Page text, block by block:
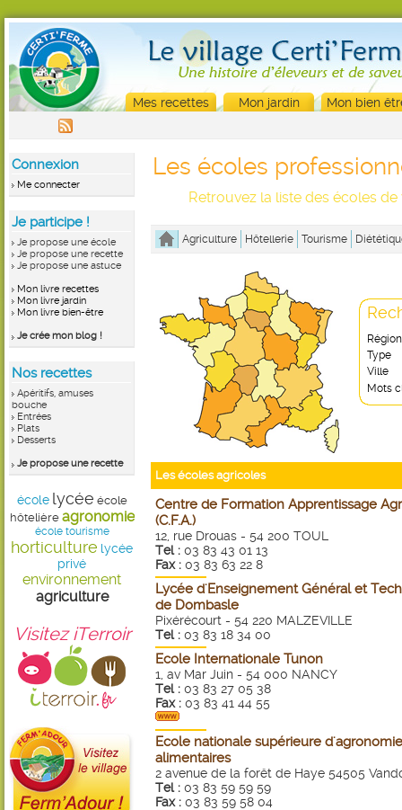
Mes recettes Mon jardin Mon bien
Connexion
Me connecter
Je participe !
Je propose une école
Je propose une recette
Je propose une astuce
Mon livre recettes
Mon livre jardin
Mon livre bien-être
Je crée mon blog !
Nos recettes
Apéritifs, amuses
bouche
Entrées
Plats
Desserts
Je propose une recette
école lycée école
hôtelière agronomie
école tourisme
horticulture lycée
privé
environnement
agriculture
Visitez iTerroir
Les écoles
Retrouvez la liste des écoles
Agriculture Hôtellerie Tourisme
Région
Type
Ville
Mots
Les écoles agricoles
Centre de Formation Apprentissage
(C.F.A.)
12, rue Drouas - 54 200 TOUL
Tel : 03 83 43 01 13
Fax : 03 83 63 22 8
Lycée d'Enseignement Général et
de Dombasle
Pixérécourt - 54 220 MALZEVILLE
Tel : 03 83 18 34 00
Ecole Internationale Tunon
1, av Mar Juin - 54 000 NANCY
Tel : 03 83 27 05 38
Fax : 03 83 41 44 55
Ecole nationale supérieure
alimentaires
2 avenue de la forêt de Haye 54505
Tel : 03 83 59 59 59
Fax : 03 83 59 58 04